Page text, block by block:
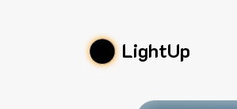
LightUp